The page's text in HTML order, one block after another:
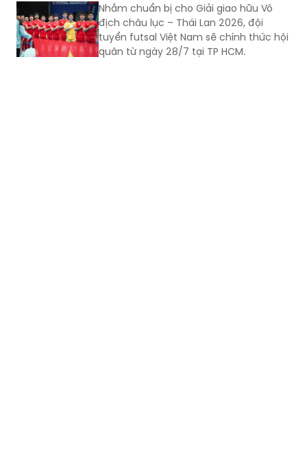
Nhằm chuẩn bị cho Giải giao hữu Vô
địch châu lục – Thái Lan 2026, đội
tuyển futsal Việt Nam sẽ chính thức hội
quân từ ngày 28/7 tại TP HCM.